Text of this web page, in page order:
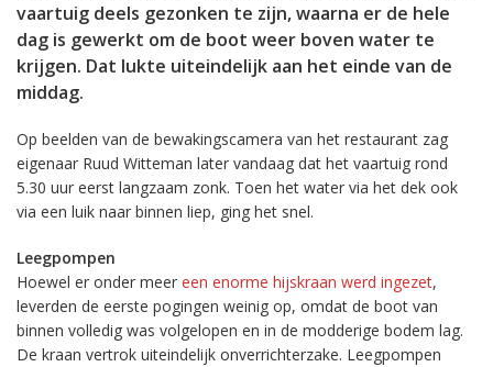
vaartuig deels gezonken te zijn, waarna er de hele
dag is gewerkt om de boot weer boven water te
krijgen. Dat lukte uiteindelijk aan het einde van de
middag.
Op beelden van de bewakingscamera van het restaurant zag
eigenaar Ruud Witteman later vandaag dat het vaartuig rond
5.30 uur eerst langzaam zonk. Toen het water via het dek ook
via een luik naar binnen liep, ging het snel.
Leegpompen
Hoewel er onder meer een enorme hijskraan werd ingezet,
leverden de eerste pogingen weinig op, omdat de boot van
binnen volledig was volgelopen en in de modderige bodem lag.
De kraan vertrok uiteindelijk onverrichterzake. Leegpompen